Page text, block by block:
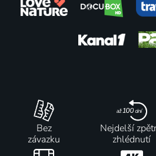
Bez
závazku
Nejdelší
zhlédnutí